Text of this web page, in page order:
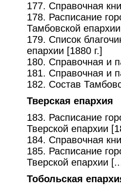
177. Справочная
178. Расписание
Тамбовской
179. Список
епархии [1880 г.]
180. Справочная и
181. Справочная и
182. Состав
Тверская епархия
183. Расписание
Тверской епархии
184. Справочная
185. Расписание
Тверской епархии
Тобольская